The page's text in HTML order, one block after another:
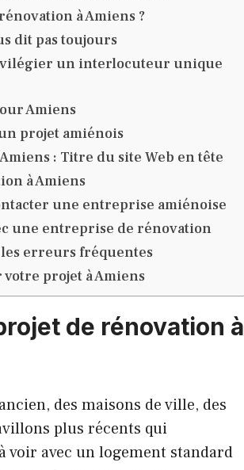
à Amiens ?
dit pas toujours
un interlocuteur unique
Amiens
projet amiénois
: Titre du site Web en tête
à Amiens
une entreprise amiénoise
une entreprise de rénovation
erreurs fréquentes
votre projet à Amiens
de rénovation à
des maisons de ville, des
plus récents qui
voir avec un logement standard